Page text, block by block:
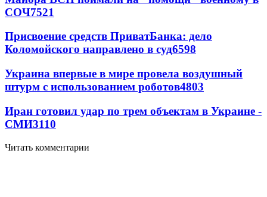
СОЧ7521
Присвоение средств ПриватБанка: дело
Коломойского направлено в суд6598
Украина впервые в мире провела воздушный
штурм с использованием роботов4803
Иран готовил удар по трем объектам в Украине -
СМИ3110
Читать комментарии